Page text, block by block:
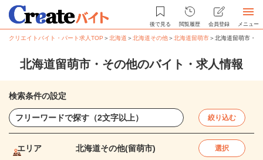
後で見る 閲覧履歴 会員登録 メニュー
クリエイトバイト・パート求人TOP ＞北海道 ＞北海道その他＞北海道留萌市＞北海道留萌市・
北海道留萌市・その他のバイト・求人情報
検索条件の設定
絞り込む
エリア 北海道その他(留萌市) 選択